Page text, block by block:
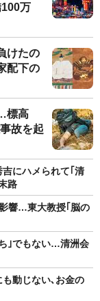
万
けたの
配下の
標高
故を起
にハメられて｢清
路
響…東大教授｢脳の
｣でもない…清洲会
動じない､お金の